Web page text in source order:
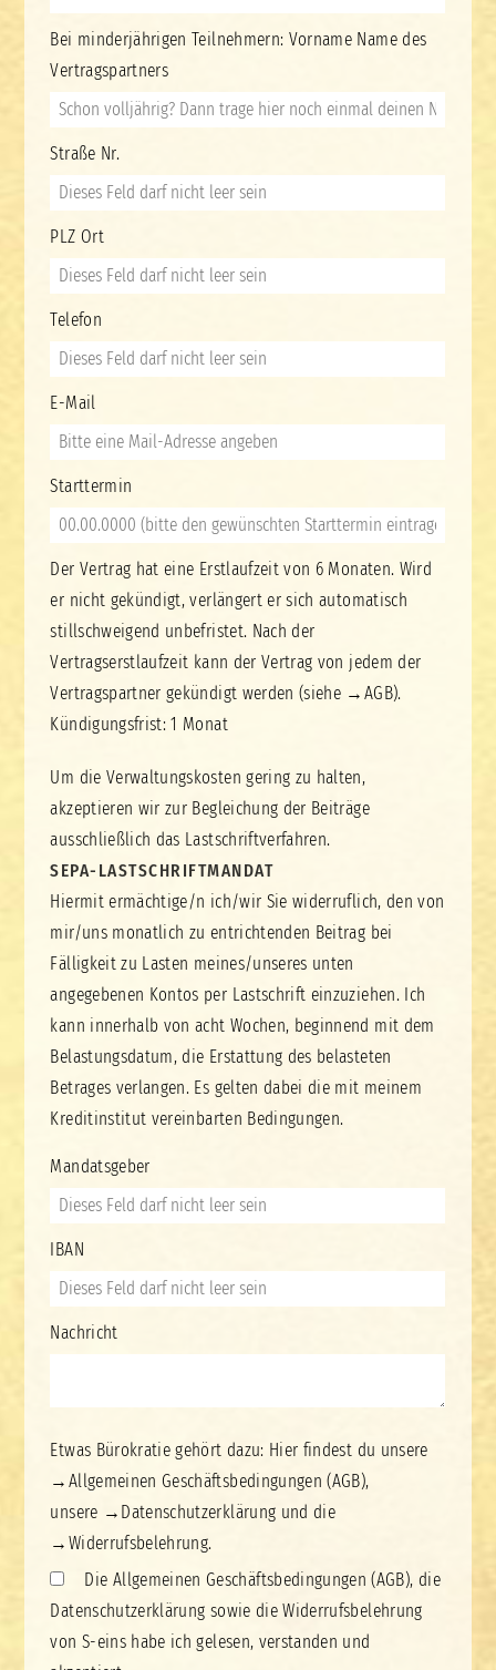
Bei minderjährigen Teilnehmern: Vorname Name des
Vertragspartners
Straße Nr.
PLZ Ort
Telefon
E-Mail
Starttermin
Der Vertrag hat eine Erstlaufzeit von 6 Monaten. Wird
er nicht gekündigt, verlängert er sich automatisch
stillschweigend unbefristet. Nach der
Vertragserstlaufzeit kann der Vertrag von jedem der
Vertragspartner gekündigt werden (siehe → AGB).
Kündigungsfrist: 1 Monat
Um die Verwaltungskosten gering zu halten,
akzeptieren wir zur Begleichung der Beiträge
ausschließlich das Lastschriftverfahren.
SEPA-LASTSCHRIFTMANDAT
Hiermit ermächtige/n ich/wir Sie widerruflich, den von
mir/uns monatlich zu entrichtenden Beitrag bei
Fälligkeit zu Lasten meines/unseres unten
angegebenen Kontos per Lastschrift einzuziehen. Ich
kann innerhalb von acht Wochen, beginnend mit dem
Belastungsdatum, die Erstattung des belasteten
Betrages verlangen. Es gelten dabei die mit meinem
Kreditinstitut vereinbarten Bedingungen.
Mandatsgeber
IBAN
Nachricht
Etwas Bürokratie gehört dazu: Hier findest du unsere
→ Allgemeinen Geschäftsbedingungen (AGB),
unsere → Datenschutzerklärung und die
→ Widerrufsbelehrung.
Die Allgemeinen Geschäftsbedingungen (AGB), die
Datenschutzerklärung sowie die Widerrufsbelehrung
von S-eins habe ich gelesen, verstanden und